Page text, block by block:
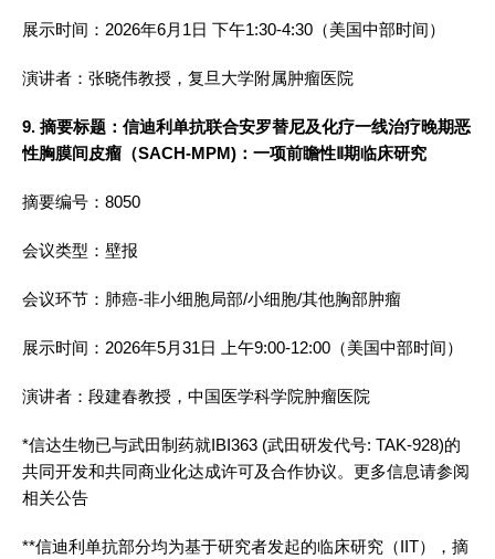
展示时间：2026年6月1日 下午1:30-4:30（美国中部时间）
演讲者：张晓伟教授，复旦大学附属肿瘤医院
9. 摘要标题：信迪利单抗联合安罗替尼及化疗一线治疗晚期恶
性胸膜间皮瘤 （SACH-MPM)： 一项前瞻性Ⅱ期临床研究
摘要编号：8050
会议类型：壁报
会议环节：肺癌-非小细胞局部/小细胞/其他胸部肿瘤
展示时间：2026年5月31日 上午9:00-12:00（美国中部时间）
演讲者：段建春教授，中国医学科学院肿瘤医院
*信达生物已与武田制药就IBI363 (武田研发代号: TAK-928)的
共同开发和共同商业化达成许可及合作协议。更多信息请参阅
相关公告
**信迪利单抗部分均为基于研究者发起的临床研究（IIT），摘